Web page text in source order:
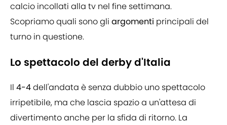
calcio incollati alla tv nel fine settimana.
Scopriamo quali sono gli argomenti principali del
turno in questione.
Lo spettacolo del derby d'Italia
Il 4-4dell'andata è senza dubbio uno spettacolo
irripetibile, ma che lascia spazio a un'attesa di
divertimento anche per la sfida di ritorno. La